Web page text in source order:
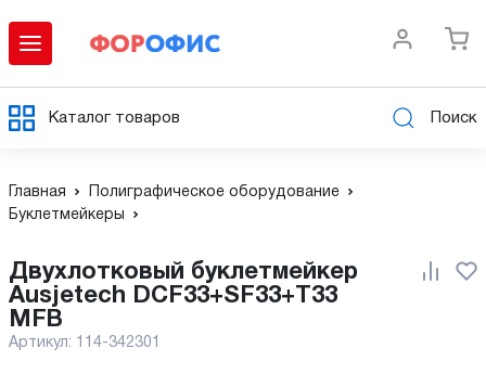
Каталог товаров Поиск
Главная
Полиграфическое оборудование
Буклетмейкеры
Двухлотковый буклетмейкер
Ausjetech DCF33+SF33+T33
MFB
Артикул: 114-342301